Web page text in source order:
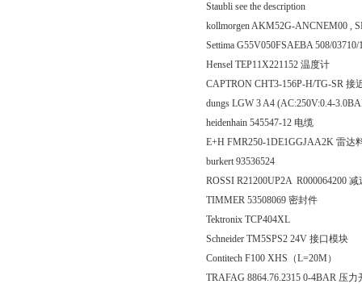
Staubli see the description
kollmorgen AKM52G-ANCNEM00 ,
Settima G55V050FSAEBA 508/
Hensel TEP11X221152 温度计
CAPTRON CHT3-156P-H/TG-SR 接
dungs LGW 3 A4 (AC:250V:0.4-
heidenhain 545547-12 电缆
E+H FMR250-1DE1GGJAA2K 雷达
burkert 93536524
ROSSI R21200UP2A R000064200 减
TIMMER 53508069 密封件
Tektronix TCP404XL
Schneider TM5SPS2 24V 接口模块
Contitech F100 XHS（L=20M）
TRAFAG 8864.76.2315 0-4BAR 压力